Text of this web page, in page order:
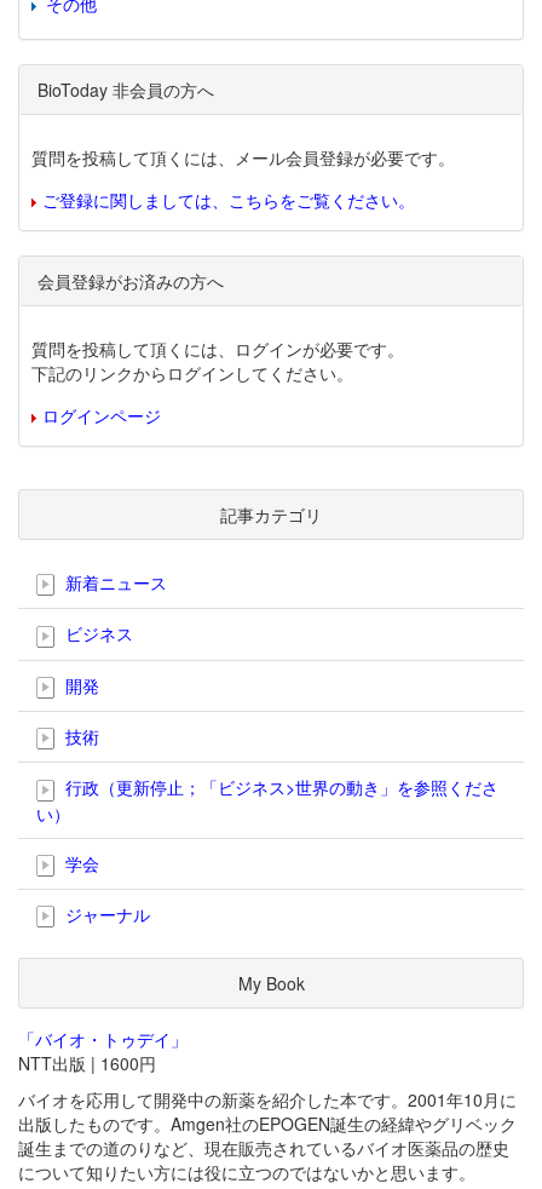
BioToday 非会員の方へ
質問を投稿して頂くには、メール会員登録が必要です。
ご登録に関しましては、こちらをご覧ください。
会員登録がお済みの方へ
質問を投稿して頂くには、ログインが必要です。
下記のリンクからログインしてください。
ログインページ
記事カテゴリ
新着ニュース
ビジネス
開発
技術
行政（更新停止；「ビジネス>世界の動き」を参照くださ
い）
学会
ジャーナル
My Book
「バイオ・トゥデイ」
NTT出版 | 1600円
バイオを応用して開発中の新薬を紹介した本です。2001年10月に
出版したものです。Amgen社のEPOGEN誕生の経緯やグリベック
誕生までの道のりなど、現在販売されているバイオ医薬品の歴史
について知りたい方には役に立つのではないかと思います。